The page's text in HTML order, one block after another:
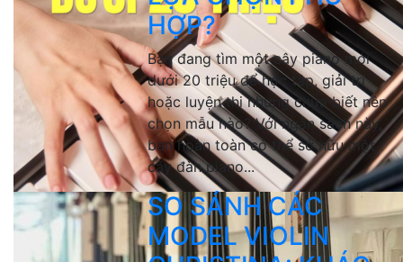
HỢP?
Bạn đang tìm một cây piano mới
dưới 20 triệu để học tập, giải trí
hoặc luyện thi nhưng chưa biết nên
chọn mẫu nào? Với ngân sách này,
bạn hoàn toàn có thể sở hữu một
cây đàn piano...
SO SÁNH CÁC
MODEL VIOLIN